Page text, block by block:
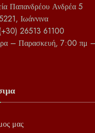
Παπανδρέου Ανδρέα 5
Ιωάννινα
26513 61100
– Παρασκευή, 7:00 πμ
μας